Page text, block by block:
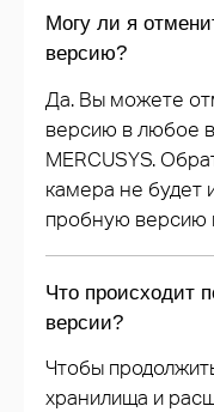
Могу ли я
версию?
Да. Вы можете
версию в любое
MERCUSYS.
камера не будет
пробную версию
Что происходит
версии?
Чтобы
хранилища и